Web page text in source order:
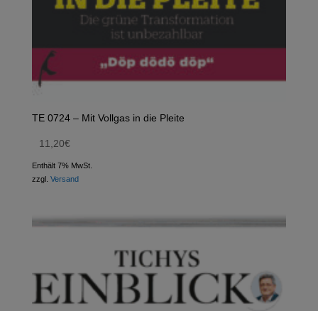
TE 0724 – Mit Vollgas in die Pleite
11,20€
Enthält 7% MwSt.
zzgl. Versand